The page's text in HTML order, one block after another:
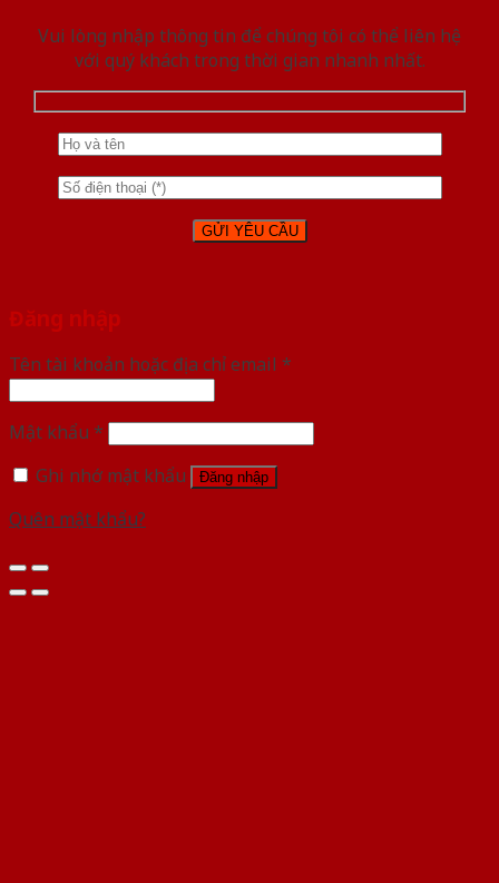
Vui lòng nhập thông tin để chúng tôi có thể liên hệ
với quý khách trong thời gian nhanh nhất.
Đăng nhập
Tên tài khoản hoặc địa chỉ email *
Mật khẩu *
Ghi nhớ mật khẩu
Đăng nhập
Quên mật khẩu?